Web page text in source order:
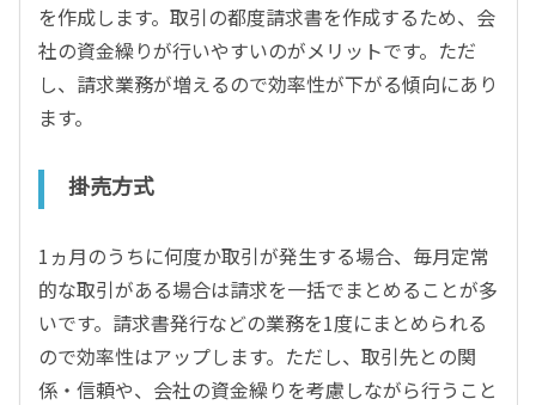
を作成します。取引の都度請求書を作成するため、会
社の資金繰りが行いやすいのがメリットです。ただ
し、請求業務が増えるので効率性が下がる傾向にあり
ます。
掛売方式
1ヵ月のうちに何度か取引が発生する場合、毎月定常
的な取引がある場合は請求を一括でまとめることが多
いです。請求書発行などの業務を1度にまとめられる
ので効率性はアップします。ただし、取引先との関
係・信頼や、会社の資金繰りを考慮しながら行うこと